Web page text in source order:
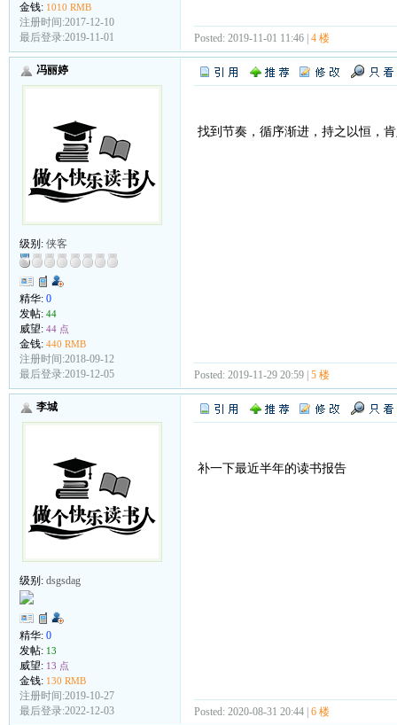
金钱: 1010 RMB
注册时间:2017-12-10
最后登录:2019-11-01
Posted: 2019-11-01 11:46 | 4 楼
冯丽婷
级别: 侠客
精华: 0
发帖: 44
威望: 44 点
金钱: 440 RMB
注册时间:2018-09-12
最后登录:2019-12-05
找到节奏，循序渐进，持之以恒，
Posted: 2019-11-29 20:59 | 5 楼
李城
级别: dsgsdag
精华: 0
发帖: 13
威望: 13 点
金钱: 130 RMB
注册时间:2019-10-27
最后登录:2022-12-03
补一下最近半年的读书报告
Posted: 2020-08-31 20:44 | 6 楼